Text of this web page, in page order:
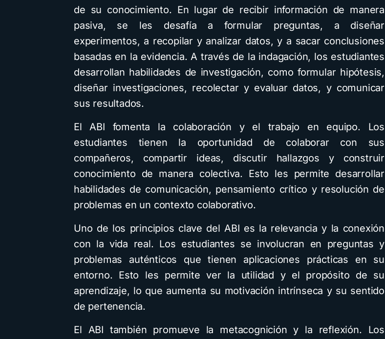
de su conocimiento. En lugar de recibir información de manera
pasiva, se les desafía a formular preguntas, a diseñar
experimentos, a recopilar y analizar datos, y a sacar conclusiones
basadas en la evidencia. A través de la indagación, los estudiantes
desarrollan habilidades de investigación, como formular hipótesis,
diseñar investigaciones, recolectar y evaluar datos, y comunicar
sus resultados.
El ABI fomenta la colaboración y el trabajo en equipo. Los
estudiantes tienen la oportunidad de colaborar con sus
compañeros, compartir ideas, discutir hallazgos y construir
conocimiento de manera colectiva. Esto les permite desarrollar
habilidades de comunicación, pensamiento crítico y resolución de
problemas en un contexto colaborativo.
Uno de los principios clave del ABI es la relevancia y la conexión
con la vida real. Los estudiantes se involucran en preguntas y
problemas auténticos que tienen aplicaciones prácticas en su
entorno. Esto les permite ver la utilidad y el propósito de su
aprendizaje, lo que aumenta su motivación intrínseca y su sentido
de pertenencia.
El ABI también promueve la metacognición y la reflexión. Los
Bardem elogia a la
campeona y
el juego limpio
ejemplo para
de niños
1,1K vistas
Descarga IA
Mapas Mentales
Recursos
Tecnología
Cómo hacer Mapas
mentales biograficos
con IA: Descarga el
prompt y la guía
3 minutos de lectura 1,8K vistas